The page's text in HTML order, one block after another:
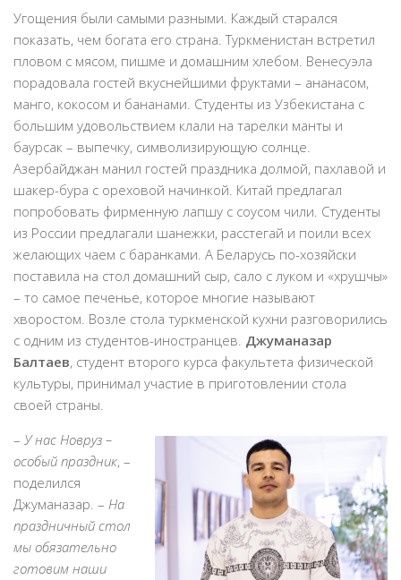
Угощения были самыми разными. Каждый старался
показать, чем богата его страна. Туркменистан встретил
пловом с мясом, пишме и домашним хлебом. Венесуэла
порадовала гостей вкуснейшими фруктами – ананасом,
манго, кокосом и бананами. Студенты из Узбекистана с
большим удовольствием клали на тарелки манты и
баурсак – выпечку, символизирующую солнце.
Азербайджан манил гостей праздника долмой, пахлавой и
шакер-бура с ореховой начинкой. Китай предлагал
попробовать фирменную лапшу с соусом чили. Студенты
из России предлагали шанежки, расстегай и поили всех
желающих чаем с баранками. А Беларусь по-хозяйски
поставила на стол домашний сыр, сало с луком и «хрушчы»
– то самое печенье, которое многие называют
хворостом. Возле стола туркменской кухни разговорились
с одним из студентов-иностранцев. Джуманазар
Балтаев, студент второго курса факультета физической
культуры, принимал участие в приготовлении стола
своей страны.
– У нас Новруз –
особый праздник, –
поделился
Джуманазар. – На
праздничный стол
мы обязательно
готовим наши